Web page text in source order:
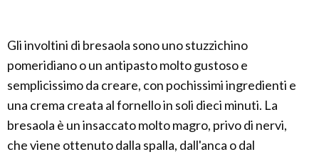
Gli involtini di bresaola sono uno stuzzichino
pomeridiano o un antipasto molto gustoso e
semplicissimo da creare, con pochissimi ingredienti e
una crema creata al fornello in soli dieci minuti. La
bresaola è un insaccato molto magro, privo di nervi,
che viene ottenuto dalla spalla, dall'anca o dal